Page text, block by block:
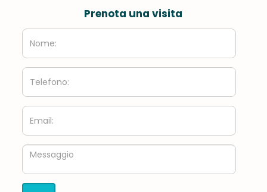
Prenota una visita
Nome:
Telefono:
Email:
Messaggio